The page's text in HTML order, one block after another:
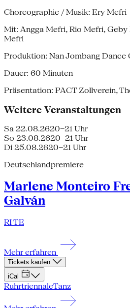
Choreographie / Musik: Ery Mefri
Mit: Angga Mefri, Rio Mefri,
Mefri
Produktion: Nan Jombang Dance
Dauer: 60 Minuten
Präsentation: PACT Zollverein,
Weitere Veranstaltungen
Sa 22.08.2620–21 Uhr
So 23.08.2620–21 Uhr
Di 25.08.2620–21 Uhr
Deutschlandpremiere
Marlene Monteiro
Galván
RI TE
Mehr erfahren
Tickets kaufen
iCal
RuhrtriennaleTanz